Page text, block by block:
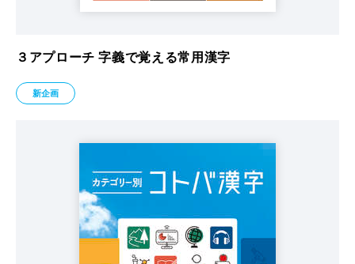
３アプローチ 字義で覚える常用漢字
新企画